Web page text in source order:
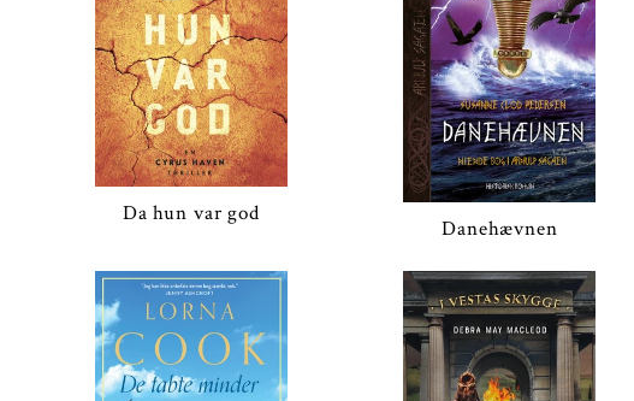
Da hun var god
Danehævnen